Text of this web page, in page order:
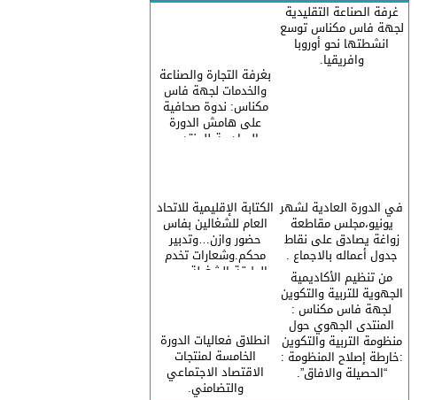
غرفة الصناعة التقليدية
لجهة فاس مكناس توسع
انشطتها نحو أوروبا
وافريقيا.
بغرفة التجارة والصناعة
والخدمات لجهة فاس
مكناس: ندوة صحافية
على هامش الدورة
السادسة للمنتدى
في الدورة العادية لشهر
يونيو،مجلس مقاطعة
زواغة يصادق على نقاط
جدول أعماله بالاجماع .
الكتابة الإقليمية للاتحاد
العام للشغالين بفاس
حضور وازن…وتدبير
محكم.وشعارات تخدم
الطبقة الشغيلة …… من تنظيم الأكاديمية
الجهوية للتربية والتكوين
لجهة فاس مكناس :
المنتدى الجهوي حول
منظومة التربية والتكوين
:خارطة إصلاح المنظومة :
“الحصيلة والافاق”.
انطلاق فعاليات الدورة
الخامسة لمنتجات
الاقتصاد الاجتماعي
والتضامني.